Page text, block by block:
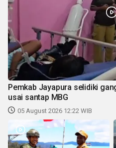
Pemkab Jayapura selidiki
usai santap MBG
05 August 2026 12:22 WIB